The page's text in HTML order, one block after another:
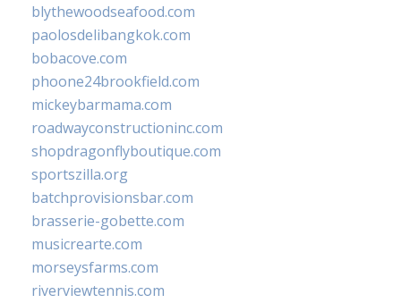
blythewoodseafood.com
paolosdelibangkok.com
bobacove.com
phoone24brookfield.com
mickeybarmama.com
roadwayconstructioninc.com
shopdragonflyboutique.com
sportszilla.org
batchprovisionsbar.com
brasserie-gobette.com
musicrearte.com
morseysfarms.com
riverviewtennis.com